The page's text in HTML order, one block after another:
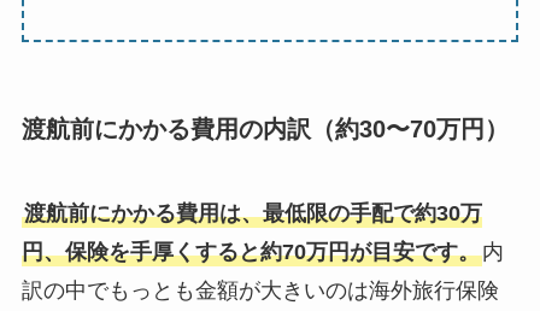
渡航前にかかる費用の内訳（約30〜70万円）
渡航前にかかる費用は、最低限の手配で約30万
円、保険を手厚くすると約70万円が目安です。内
訳の中でもっとも金額が大きいのは海外旅行保険